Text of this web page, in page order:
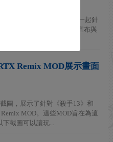
戈（Conor McGregor）在一起針
》開發商 IO Interactive 宣布與
室發...
Remix MOD展示畫面
圖，展示了針對《殺手13》和
MOD。這些MOD旨在為這
截圖可以讓玩...